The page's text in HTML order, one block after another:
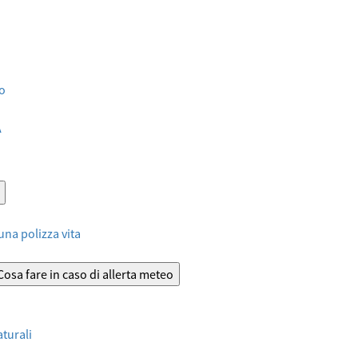
polizza vita
fare in caso di allerta meteo